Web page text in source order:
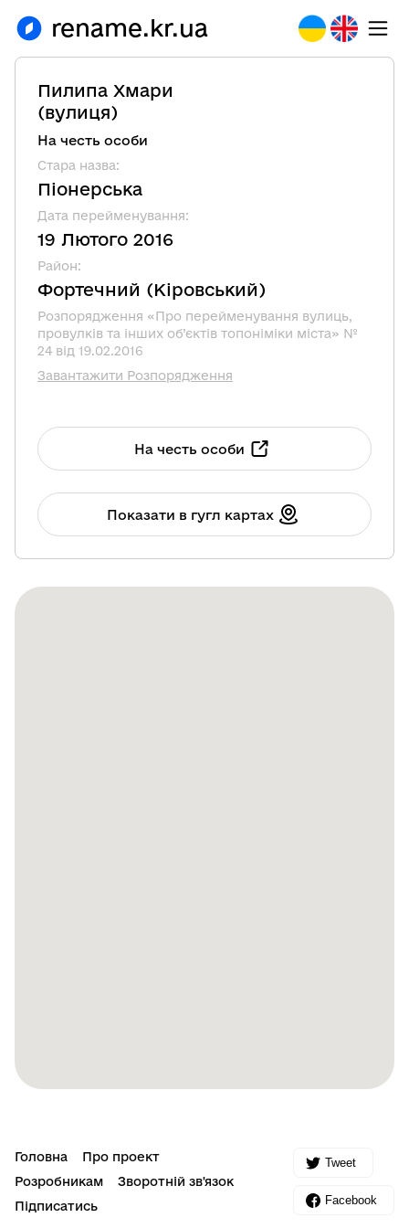
rename.kr.ua
Пилипа Хмари
(вулиця)
На честь особи
Стара назва:
Піонерська
Дата перейменування:
19 Лютого 2016
Район:
Фортечний (Кіровський)
Розпорядження «Про перейменування вулиць,
провулків та інших об’єктів топоніміки міста» №
24 від 19.02.2016
Завантажити Розпорядження
На честь особи
Показати в гугл картах
Головна
Про проект
Розробникам
Зворотній зв'язок
Підписатись
Tweet
Facebook